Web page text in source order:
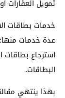
تمويل العقارات
خدمات بطاقات
عدة خدمات منها:
استرجاع بطاقات
البطاقات.
بهذا ينتهي